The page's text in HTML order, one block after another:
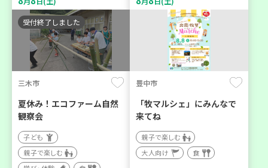
受付終了しました
三木市
夏休み！エコファーム自然
観察会
子ども
親子で楽しむ
豊中市
「牧マルシェ」にみんなで
来てね
親子で楽しむ
大人向け
食